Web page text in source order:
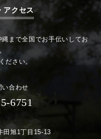
アクセス
まで全国でお手伝いしてお
ださい。
い合わせ
6751
田旭1丁目15-13